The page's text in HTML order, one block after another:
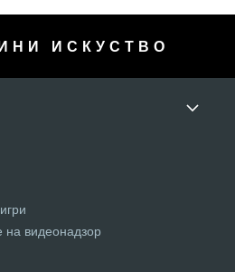
ИСКУСТВО
видеонадзор